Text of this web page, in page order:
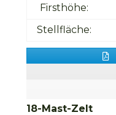
Firsthöhe:
Stellfläche:
18-Mast-Zelt